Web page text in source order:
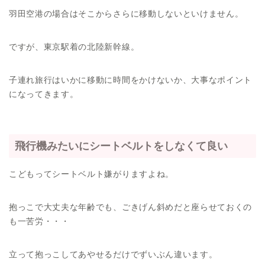
羽田空港の場合はそこからさらに移動しないといけません。
ですが、東京駅着の北陸新幹線。
子連れ旅行はいかに移動に時間をかけないか、大事なポイント
になってきます。
飛行機みたいにシートベルトをしなくて良い
こどもってシートベルト嫌がりますよね。
抱っこで大丈夫な年齢でも、ごきげん斜めだと座らせておくの
も一苦労・・・
立って抱っこしてあやせるだけでずいぶん違います。